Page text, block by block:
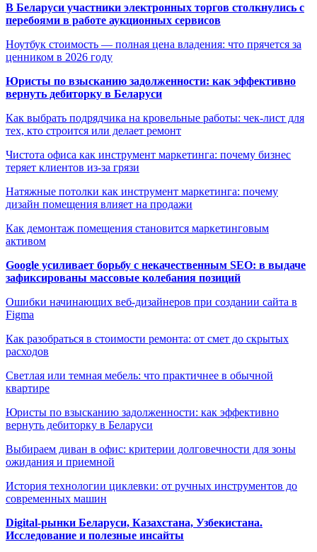
В Беларуси участники электронных торгов столкнулись с
перебоями в работе аукционных сервисов
Ноутбук стоимость — полная цена владения: что прячется за
ценником в 2026 году
Юристы по взысканию задолженности: как эффективно
вернуть дебиторку в Беларуси
Как выбрать подрядчика на кровельные работы: чек-лист для
тех, кто строится или делает ремонт
Чистота офиса как инструмент маркетинга: почему бизнес
теряет клиентов из-за грязи
Натяжные потолки как инструмент маркетинга: почему
дизайн помещения влияет на продажи
Как демонтаж помещения становится маркетинговым
активом
Google усиливает борьбу с некачественным SEO: в выдаче
зафиксированы массовые колебания позиций
Ошибки начинающих веб-дизайнеров при создании сайта в
Figma
Как разобраться в стоимости ремонта: от смет до скрытых
расходов
Светлая или темная мебель: что практичнее в обычной
квартире
Юристы по взысканию задолженности: как эффективно
вернуть дебиторку в Беларуси
Выбираем диван в офис: критерии долговечности для зоны
ожидания и приемной
История технологии циклевки: от ручных инструментов до
современных машин
Digital-рынки Беларуси, Казахстана, Узбекистана.
Исследование и полезные инсайты